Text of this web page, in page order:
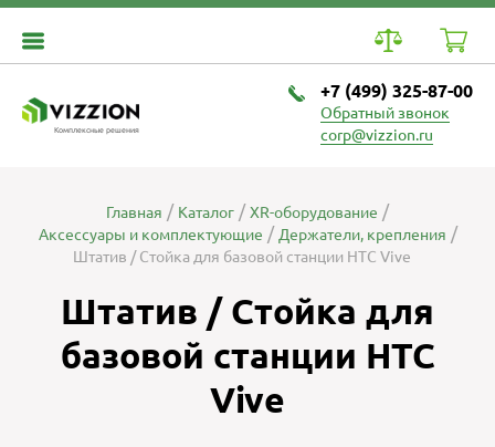
Комплексные решения
+7 (499) 325-87-00
Обратный звонок
corp@vizzion.ru
Главная Каталог
XR-оборудование
Аксессуары и комплектующие
Держатели, крепления
Штатив / Стойка для базовой станции HTC Vive
Штатив / Стойка для
базовой станции HTC
Vive